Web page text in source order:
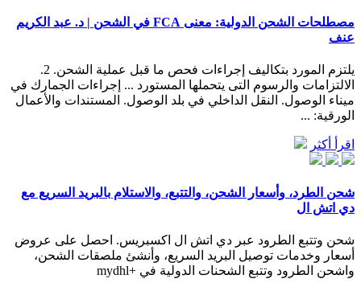
مصطلحات الشحن الدولية: معنى FCA في الشحن | د. عبد الكريم
عنف
يلتزم المورد بتكاليف إجراءات فحص ما قبل عملية الشحن. 2.
الالتزامات والرسوم التى يتحملها المستورد ... إجراءات الجمارك في
ميناء الوصول. النقل الداخلي في بلد الوصول. المستندات والأعمال
الورقية: ...
اقرأ أكثر
شحن الطرد، وأسعار الشحن، والتتبع، والاستلام بالبريد السريع مع
دي اتش ال
شحن وتتبع الطرود عبر دي اتش ال اكسبريس. احصل على عروض
أسعار وخدمات توصيل البريد السريع، وأنشئ ملصقات الشحن،
واشحن الطرود وتتبع الشحنات الدولية في +mydhl